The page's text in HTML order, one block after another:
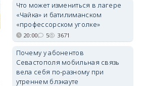
туризм
Двух москвичей на
сапбордах унесло от берега
Крыма на километр в море
Что может измениться в лагере
«Чайка» и батилиманском
«профессорском уголке»
20:00 5 3671
Почему у абонентов
Севастополя мобильная связь
вела себя по-разному при
утреннем блэкауте